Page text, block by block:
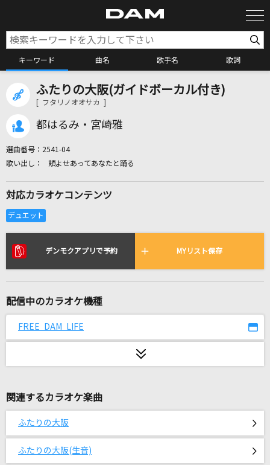
キーワード 曲名 歌手名 歌詞
カラオケ検索
リアルタイムで歌われている曲の一覧
コンタクトケース
if
[生音]ORION
中島美嘉
カリスマックス
ふたりの大阪(ガイドボーカル付き)
[ フタリノオオサカ ]
都はるみ・宮崎雅
選曲番号： 2541-04
頬よせあってあなたと踊る
対応カラオケコンテンツ
デンモクアプリで予約 MYリスト保存
配信中のカラオケ機種
FREE DAM LIFE
関連するカラオケ楽曲
ふたりの大阪
ふたりの大阪(生音)